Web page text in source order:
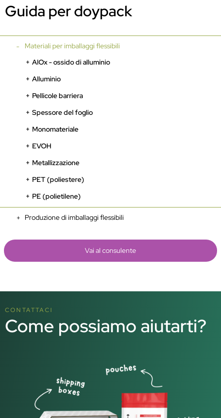
Guida per doypack
Materiali per imballaggi flessibili
AlOx - ossido di alluminio
Alluminio
Pellicole barriera
Spessore del foglio
Monomateriale
EVOH
Metallizzazione
PET (poliestere)
PE (polietilene)
Produzione di imballaggi flessibili
Vai al consulente
CONTATTACI
Come possiamo aiutarti?